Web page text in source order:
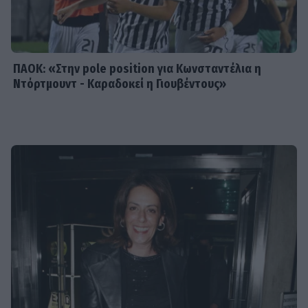
προδοσία της κολλητής της
ΠΑΟΚ: «Στην pole position για Κωνσταντέλια η
Ντόρτμουντ - Καραδοκεί η Γιουβέντους»